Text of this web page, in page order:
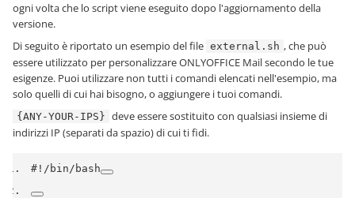
ogni volta che lo script viene eseguito dopo l'aggiornamento della
versione.
Di seguito è riportato un esempio del file external.sh , che può
essere utilizzato per personalizzare ONLYOFFICE Mail secondo le tue
esigenze. Puoi utilizzare non tutti i comandi elencati nell'esempio, ma
solo quelli di cui hai bisogno, o aggiungere i tuoi comandi.
{ANY-YOUR-IPS} deve essere sostituito con qualsiasi insieme di
indirizzi IP (separati da spazio) di cui ti fidi.
#!/bin/bash